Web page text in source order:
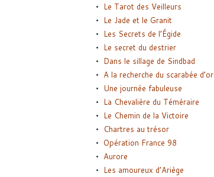
Le Tarot des Veilleurs
Le Jade et le Granit
Les Secrets de l’Égide
Le secret du destrier
Dans le sillage de Sindbad
A la recherche du scarabée d’or
Une journée fabuleuse
La Chevalière du Téméraire
Le Chemin de la Victoire
Chartres au trésor
Opération France 98
Aurore
Les amoureux d’Ariège